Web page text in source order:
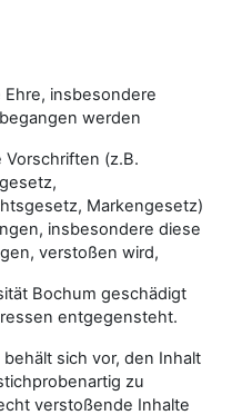
insbesondere
werden
(z.B.
Markengesetz)
insbesondere diese
verstoßen wird,
Bochum geschädigt
entgegensteht.
sich vor, den Inhalt
zu
verstoßende Inhalte